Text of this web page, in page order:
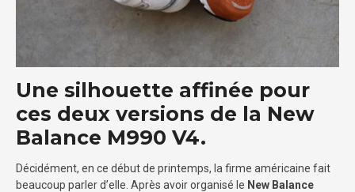
Une silhouette affinée pour
ces deux versions de la New
Balance M990 V4.
Décidément, en ce début de printemps, la firme américaine fait
beaucoup parler d’elle. Après avoir organisé le New Balance